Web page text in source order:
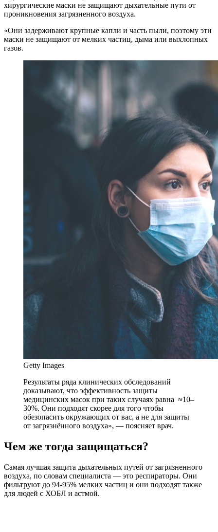
хирургические маски не защищают дыхательные пути от
проникновения загрязненного воздуха.
«Они задерживают крупные капли и часть пыли, поэтому эти
маски не защищают от мелких частиц, дыма или выхлопных
газов.
Getty Images
Результаты ряда клинических обследований
доказывают, что эффективность защиты
медицинских масок при таких случаях равна ≈10–
30%. Они подходят скорее для того чтобы
обезопасить окружающих от вас, а не для защиты
от загрязнённого воздуха», — поясняет врач.
Чем же тогда защищаться?
Самая лучшая защита дыхательных путей от загрязненного
воздуха, по словам специалиста — это респираторы. Они
фильтруют до 94-95% мелких частиц и они подходят также
для людей с ХОБЛ и астмой.